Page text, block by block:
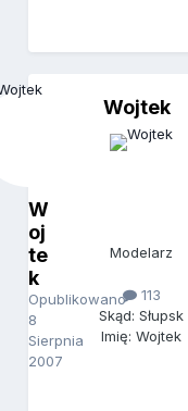
W
oj
te
k
Opublikowano
8
Sierpnia
2007
Wojtek
Modelarz
113
Skąd: Słupsk
Imię: Wojtek